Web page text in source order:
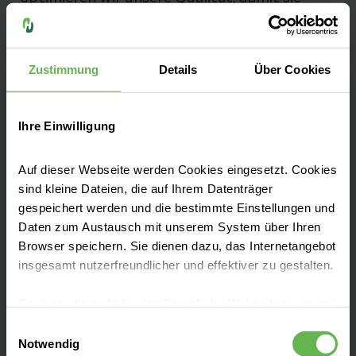
Zustimmung Details Über Cookies
Ihre Einwilligung
Auf dieser Webseite werden Cookies eingesetzt. Cookies
sind kleine Dateien, die auf Ihrem Datenträger
gespeichert werden und die bestimmte Einstellungen und
Daten zum Austausch mit unserem System über Ihren
Browser speichern. Sie dienen dazu, das Internetangebot
insgesamt nutzerfreundlicher und effektiver zu gestalten.
eingesetzt werden.
Notwendig
bestmöglich und sicher behandelt werden.
Fachbereiche
Unsere Zentren
Zuzahlung & Kosten